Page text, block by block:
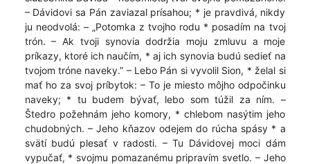
– Dávidovi sa Pán zaviazal prísahou; * je pravdivá, nikdy
ju neodvolá: – „Potomka z tvojho rodu * posadím na tvoj
trón. – Ak tvoji synovia dodržia moju zmluvu a moje
príkazy, ktoré ich naučím, * aj ich synovia budú sedieť na
tvojom tróne naveky.” – Lebo Pán si vyvolil Sion, * želal si
mať ho za svoj príbytok: – To je miesto môjho odpočinku
naveky; * tu budem bývať, lebo som túžil za ním. –
Štedro požehnám jeho komory, * chlebom nasýtim jeho
chudobných. – Jeho kňazov odejem do rúcha spásy * a
svätí budú plesať v radosti. – Tu Dávidovej moci dám
vypučať, * svojmu pomazanému pripravím svetlo. – Jeho